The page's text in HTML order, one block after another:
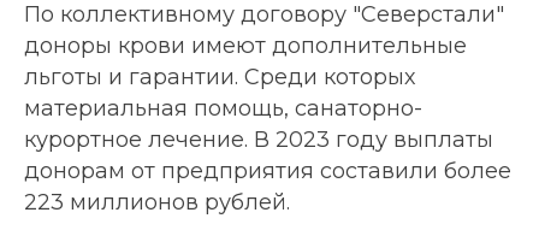
По коллективному договору "Северстали"
доноры крови имеют дополнительные
льготы и гарантии. Среди которых
материальная помощь, санаторно-
курортное лечение. В 2023 году выплаты
донорам от предприятия составили более
223 миллионов рублей.